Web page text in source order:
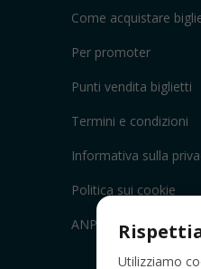
Come acquistare
Per promoter
Punti vendita biglietti
Termini e condizioni
Informativa sulla
Politica sui cookie
ANPC
Utilizziamo